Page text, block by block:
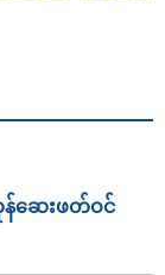
န်ဆေးဖတ်ဝင်